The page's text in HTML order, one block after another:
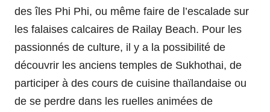
des îles Phi Phi, ou même faire de l’escalade sur
les falaises calcaires de Railay Beach. Pour les
passionnés de culture, il y a la possibilité de
découvrir les anciens temples de Sukhothai, de
participer à des cours de cuisine thaïlandaise ou
de se perdre dans les ruelles animées de